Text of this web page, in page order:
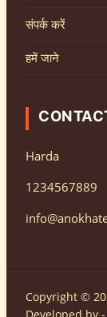
संपर्क करें
हमें जाने
Harda
1234567889
Copyright ©